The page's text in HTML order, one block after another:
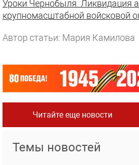
Уроки Чернобыля. Ликвидация
крупномасштабной войсковой
Автор статьи: Мария Камилова
Читайте еще новости
Темы новостей